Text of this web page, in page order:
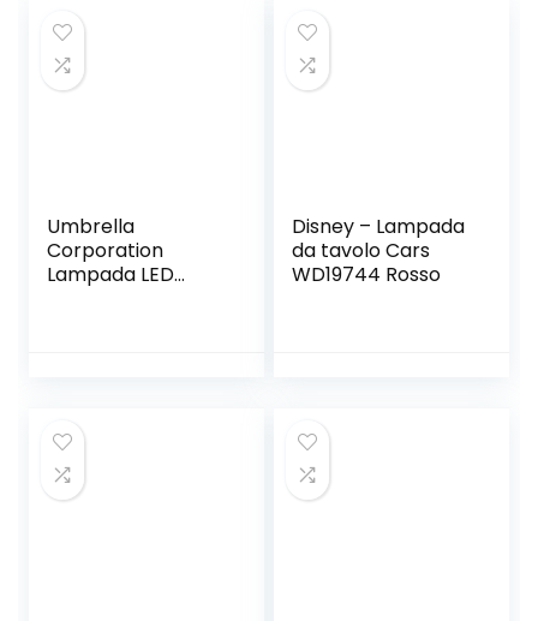
laboratorio, letto o
comodino – Bianco
– Per bambini e
sopracciglia
tatuaggio
Umbrella
Corporation
Lampada LED
Disney – Lampada
da tavolo Cars
WD19744 Rosso